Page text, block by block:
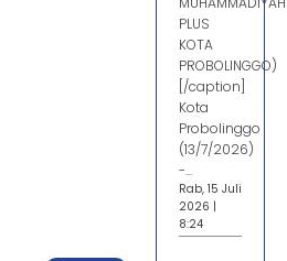
PLUS
KOTA
PROBOLINGGO)
[/caption]
Kota
Probolinggo
(13/7/2026)
-...
Rab, 15 Juli
2026 |
8:24